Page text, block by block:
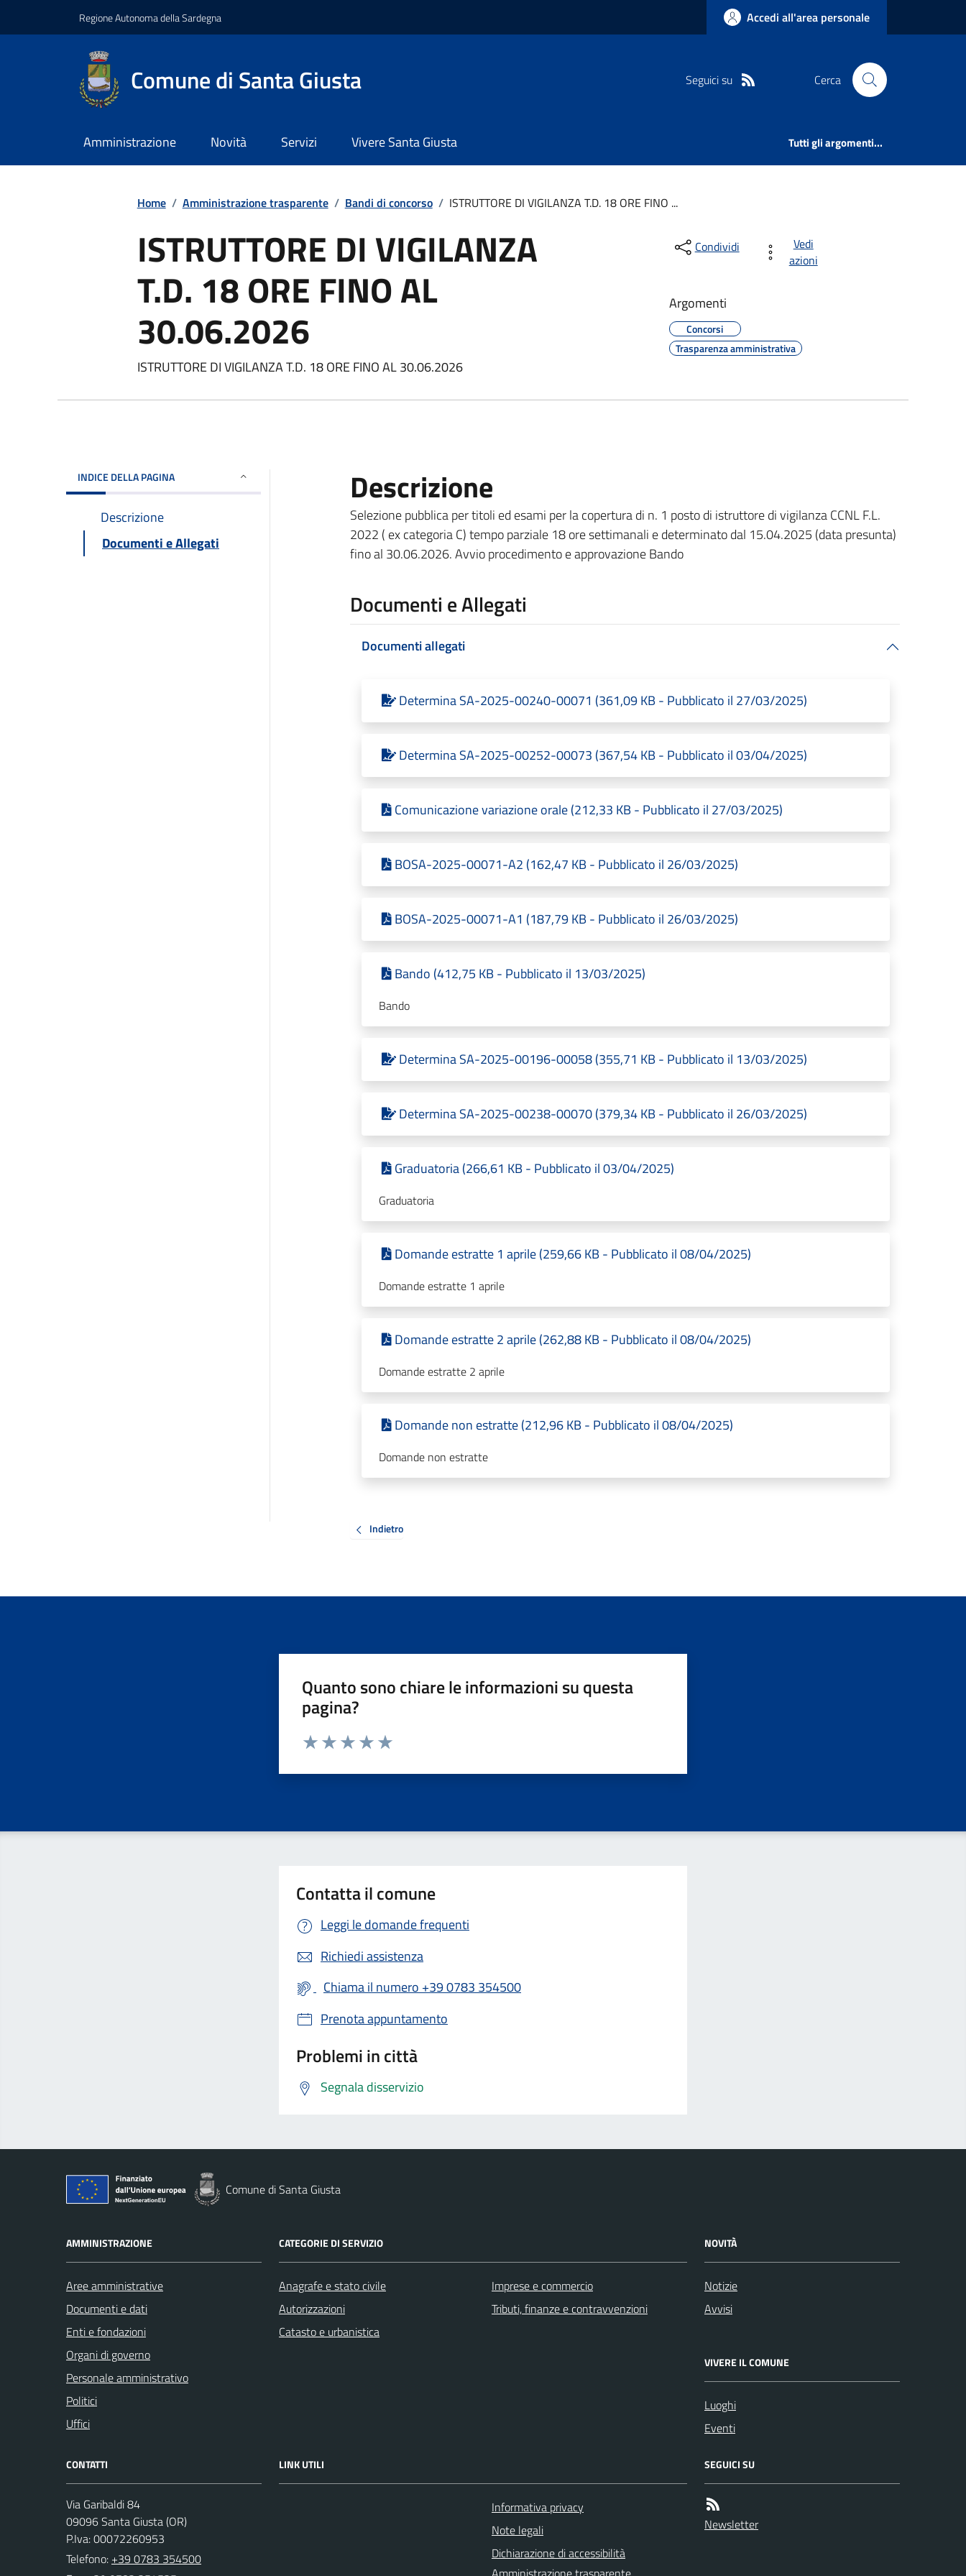
Regione Autonoma della Sardegna Accedi all'area personale
Comune di Santa Giusta Seguici su Cerca
Amministrazione Novità Servizi Vivere Santa Giusta Tutti gli argomenti...
Home / Amministrazione trasparente / Bandi di concorso / ISTRUTTORE DI VIGILANZA T.D. 18 ORE FINO ...
ISTRUTTORE DI VIGILANZA
T.D. 18 ORE FINO AL
30.06.2026
ISTRUTTORE DI VIGILANZA T.D. 18 ORE FINO AL 30.06.2026
Condividi
Vedi
azioni
Argomenti
Concorsi
Trasparenza amministrativa
INDICE DELLA PAGINA
Descrizione
Documenti e Allegati
Descrizione
Selezione pubblica per titoli ed esami per la copertura di n. 1 posto di istruttore di vigilanza CCNL F.L.
2022 ( ex categoria C) tempo parziale 18 ore settimanali e determinato dal 15.04.2025 (data presunta)
fino al 30.06.2026. Avvio procedimento e approvazione Bando
Documenti e Allegati
Documenti allegati
Determina SA-2025-00240-00071 (361,09 KB - Pubblicato il 27/03/2025)
Determina SA-2025-00252-00073 (367,54 KB - Pubblicato il 03/04/2025)
Comunicazione variazione orale (212,33 KB - Pubblicato il 27/03/2025)
BOSA-2025-00071-A2 (162,47 KB - Pubblicato il 26/03/2025)
BOSA-2025-00071-A1 (187,79 KB - Pubblicato il 26/03/2025)
Bando (412,75 KB - Pubblicato il 13/03/2025)
Bando
Determina SA-2025-00196-00058 (355,71 KB - Pubblicato il 13/03/2025)
Determina SA-2025-00238-00070 (379,34 KB - Pubblicato il 26/03/2025)
Graduatoria (266,61 KB - Pubblicato il 03/04/2025)
Graduatoria
Domande estratte 1 aprile (259,66 KB - Pubblicato il 08/04/2025)
Domande estratte 1 aprile
Domande estratte 2 aprile (262,88 KB - Pubblicato il 08/04/2025)
Domande estratte 2 aprile
Domande non estratte (212,96 KB - Pubblicato il 08/04/2025)
Domande non estratte
Indietro
Quanto sono chiare le informazioni su questa
pagina?
Valuta da 1 a 5 stelle la pagina
Contatta il comune
Leggi le domande frequenti
Richiedi assistenza
Chiama il numero +39 0783 354500
Prenota appuntamento
Problemi in città
Segnala disservizio
Comune di Santa Giusta
AMMINISTRAZIONE
Aree amministrative
Documenti e dati
Enti e fondazioni
Organi di governo
Personale amministrativo
Politici
Uffici
CATEGORIE DI SERVIZIO
Anagrafe e stato civile
Autorizzazioni
Catasto e urbanistica
Imprese e commercio
Tributi, finanze e contravvenzioni
NOVITÀ
Notizie
Avvisi
VIVERE IL COMUNE
Luoghi
Eventi
CONTATTI
Via Garibaldi 84
09096 Santa Giusta (OR)
P.Iva: 00072260953
Telefono: +39 0783 354500
LINK UTILI
Informativa privacy
Note legali
Dichiarazione di accessibilità
SEGUICI SU
Newsletter